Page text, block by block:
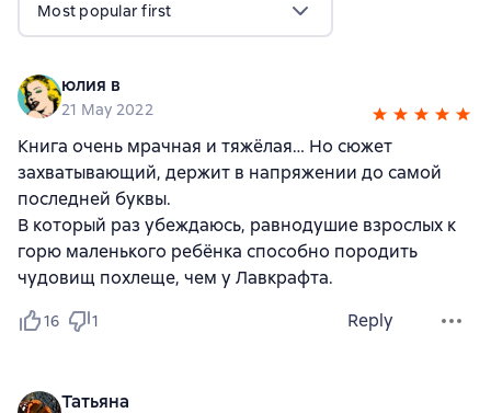
Most popular first
юлия в
21 May 2022
Книга очень мрачная и тяжёлая… Но сюжет
захватывающий, держит в напряжении до самой
последней буквы.
В который раз убеждаюсь, равнодушие взрослых к
горю маленького ребёнка способно породить
чудовищ похлеще, чем у Лавкрафта.
16 1 Reply
Татьяна